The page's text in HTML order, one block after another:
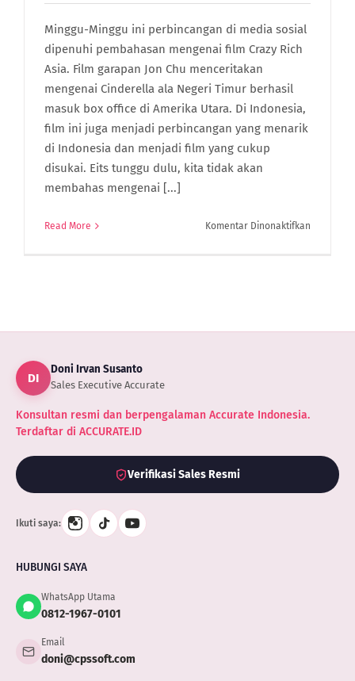
Minggu-Minggu ini perbincangan di media sosial
dipenuhi pembahasan mengenai film Crazy Rich
Asia. Film garapan Jon Chu menceritakan
mengenai Cinderella ala Negeri Timur berhasil
masuk box office di Amerika Utara. Di Indonesia,
film ini juga menjadi perbincangan yang menarik
di Indonesia dan menjadi film yang cukup
disukai. Eits tunggu dulu, kita tidak akan
membahas mengenai [...]
Read More Komentar Dinonaktifkan
DI
Doni Irvan Susanto
Sales Executive Accurate
Konsultan resmi dan berpengalaman Accurate Indonesia.
Terdaftar di ACCURATE.ID
Verifikasi Sales Resmi
Ikuti saya:
HUBUNGI SAYA
WhatsApp Utama
0812-1967-0101
Email
doni@cpssoft.com